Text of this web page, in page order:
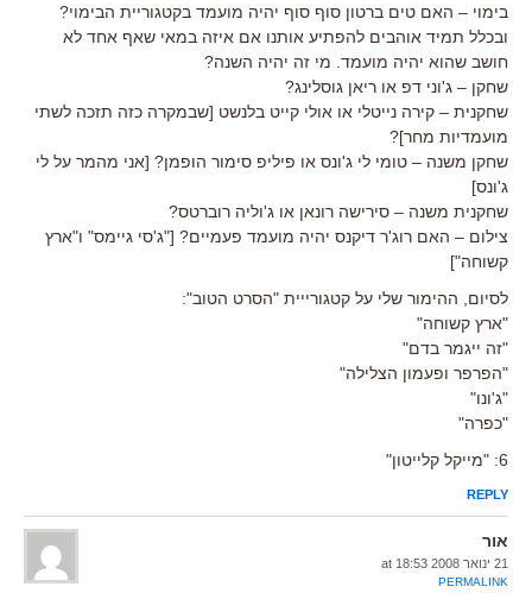
בימוי – האם טים ברטון סוף סוף יהיה מועמד בקטגוריית הבימוי?
ובכלל תמיד אוהבים להפתיע אותנו אם איזה במאי שאף אחד לא
חושב שהוא יהיה מועמד. מי זה יהיה השנה?
שחקן – ג'וני דפ או ריאן גוסלינג?
שחקנית – קירה נייטלי או אולי קייט בלנשט [שבמקרה כזה תזכה לשתי
מועמדיות מחר]?
שחקן משנה – טומי לי ג'ונס או פיליפ סימור הופמן? [אני מהמר על לי
ג'ונס]
שחקנית משנה – סירישה רונאן או ג'וליה רוברטס?
צילום – האם רוג'ר דיקנס יהיה מועמד פעמיים? ["ג'סי גיימס" ו"ארץ
קשוחה"]
לסיום, ההימור שלי על קטגורייית "הסרט הטוב":
"ארץ קשוחה"
"זה ייגמר בדם"
"הפרפר ופעמון הצלילה"
"ג'ונו"
"כפרה"
6: "מייקל קלייטון"
REPLY
אור
21 ינואר 2008 at 18:53
PERMALINK